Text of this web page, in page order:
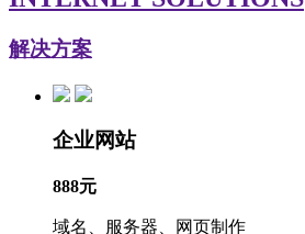
解决方案
企业网站
888元
域名、服务器、网页制作